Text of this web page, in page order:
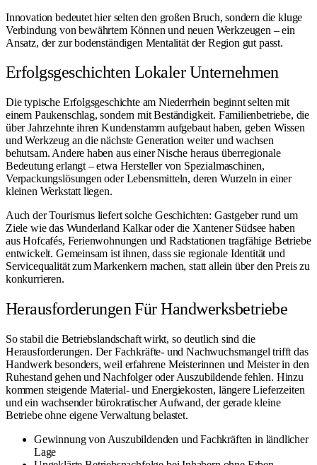
Innovation bedeutet hier selten den großen Bruch, sondern die kluge
Verbindung von bewährtem Können und neuen Werkzeugen – ein
Ansatz, der zur bodenständigen Mentalität der Region gut passt.
Erfolgsgeschichten Lokaler Unternehmen
Die typische Erfolgsgeschichte am Niederrhein beginnt selten mit
einem Paukenschlag, sondern mit Beständigkeit. Familienbetriebe, die
über Jahrzehnte ihren Kundenstamm aufgebaut haben, geben Wissen
und Werkzeug an die nächste Generation weiter und wachsen
behutsam. Andere haben aus einer Nische heraus überregionale
Bedeutung erlangt – etwa Hersteller von Spezialmaschinen,
Verpackungslösungen oder Lebensmitteln, deren Wurzeln in einer
kleinen Werkstatt liegen.
Auch der Tourismus liefert solche Geschichten: Gastgeber rund um
Ziele wie das Wunderland Kalkaroder die Xantener Südsee haben
aus Hofcafés, Ferienwohnungen und Radstationen tragfähige Betriebe
entwickelt. Gemeinsam ist ihnen, dass sie regionale Identität und
Servicequalität zum Markenkern machen, statt allein über den Preis zu
konkurrieren.
Herausforderungen Für Handwerksbetriebe
So stabil die Betriebslandschaft wirkt, so deutlich sind die
Herausforderungen. Der Fachkräfte- und Nachwuchsmangel trifft das
Handwerk besonders, weil erfahrene Meisterinnen und Meister in den
Ruhestand gehen und Nachfolger oder Auszubildende fehlen. Hinzu
kommen steigende Material- und Energiekosten, längere Lieferzeiten
und ein wachsender bürokratischer Aufwand, der gerade kleine
Betriebe ohne eigene Verwaltung belastet.
Gewinnung von Auszubildenden und Fachkräften in ländlicher
Lage